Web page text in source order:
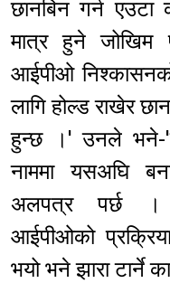
छानबिन गर्न एउटा
मात्र हुने जोखिम
आईपीओ
लागि होल्ड राखेर
हुन्छ ।' उनले भने-
नाममा यसअघि
अलपत्र पर्छ ।
आईपीओको
भयो भने झारा टार्ने